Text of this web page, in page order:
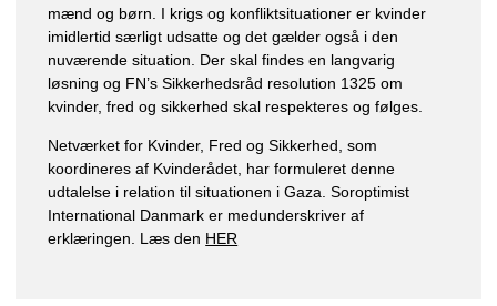
mænd og børn. I krigs og konfliktsituationer er kvinder
imidlertid særligt udsatte og det gælder også i den
nuværende situation. Der skal findes en langvarig
løsning og FN’s Sikkerhedsråd resolution 1325 om
kvinder, fred og sikkerhed skal respekteres og følges.
Netværket for Kvinder, Fred og Sikkerhed, som
koordineres af Kvinderådet, har formuleret denne
udtalelse i relation til situationen i Gaza. Soroptimist
International Danmark er medunderskriver af
erklæringen. Læs den HER